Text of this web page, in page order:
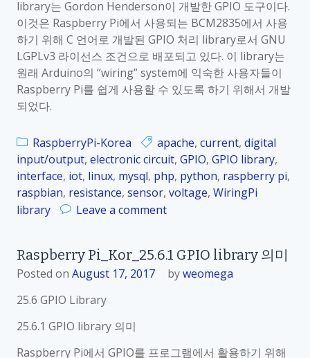
r
y
P
i
_
K
_
2
5
.
R
P
library는 Gordon Henderson이 개발한 GPIO 도구이다.
이것은 Raspberry Pi에서 사용되는 BCM2835에서 사용
하기 위해 C 언어로 개발된 GPIO 처리 library로서 GNU
LGPLv3 라이선스 조건으로 배포되고 있다. 이 library는
원래 Arduino의 “wiring” system에 익숙한 사용자들이
Raspberry Pi를 쉽게 사용할 수 있도록 하기 위해서 개발
되었다.
RaspberryPi-Korea apache, current, digital
input/output, electronic circuit, GPIO, GPIO library,
interface, iot, linux, mysql, php, python, raspberry pi,
raspbian, resistance, sensor, voltage, WiringPi
library
Leave a comment
a
s
Raspberry Pi_Kor_25.6.1 GPIO library 의미
Posted on August 17, 2017 byweomega
25.6 GPIO Library
25.6.1 GPIO library 의미
Raspberry Pi에서 GPIO를 프로그램에서 활용하기 위해